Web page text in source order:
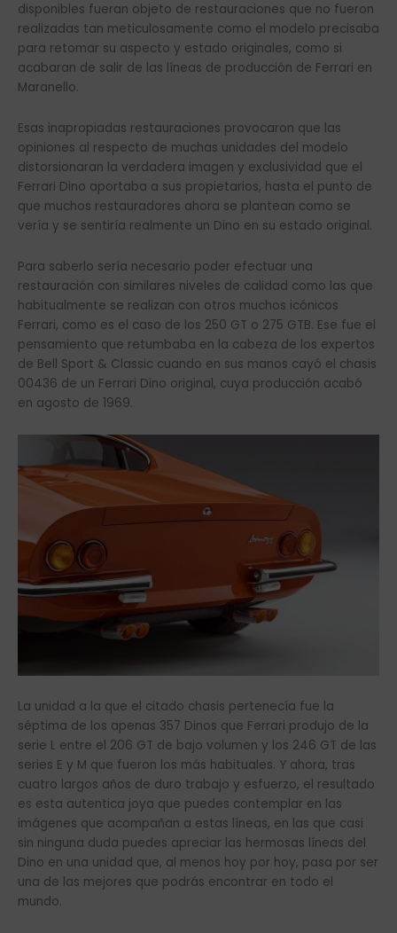
disponibles fueran objeto de restauraciones que no fueron
realizadas tan meticulosamente como el modelo precisaba
para retomar su aspecto y estado originales, como si
acabaran de salir de las líneas de producción de Ferrari en
Maranello.
Esas inapropiadas restauraciones provocaron que las
opiniones al respecto de muchas unidades del modelo
distorsionaran la verdadera imagen y exclusividad que el
Ferrari Dino aportaba a sus propietarios, hasta el punto de
que muchos restauradores ahora se plantean como se
vería y se sentiría realmente un Dino en su estado original.
Para saberlo sería necesario poder efectuar una
restauración con similares niveles de calidad como las que
habitualmente se realizan con otros muchos icónicos
Ferrari, como es el caso de los 250 GT o 275 GTB. Ese fue el
pensamiento que retumbaba en la cabeza de los expertos
de Bell Sport & Classic cuando en sus manos cayó el chasis
00436 de un Ferrari Dino original, cuya producción acabó
en agosto de 1969.
La unidad a la que el citado chasis pertenecía fue la
séptima de los apenas 357 Dinos que Ferrari produjo de la
serie L entre el 206 GT de bajo volumen y los 246 GT de las
series E y M que fueron los más habituales. Y ahora, tras
cuatro largos años de duro trabajo y esfuerzo, el resultado
es esta autentica joya que puedes contemplar en las
imágenes que acompañan a estas líneas, en las que casi
sin ninguna duda puedes apreciar las hermosas líneas del
Dino en una unidad que, al menos hoy por hoy, pasa por ser
una de las mejores que podrás encontrar en todo el
mundo.